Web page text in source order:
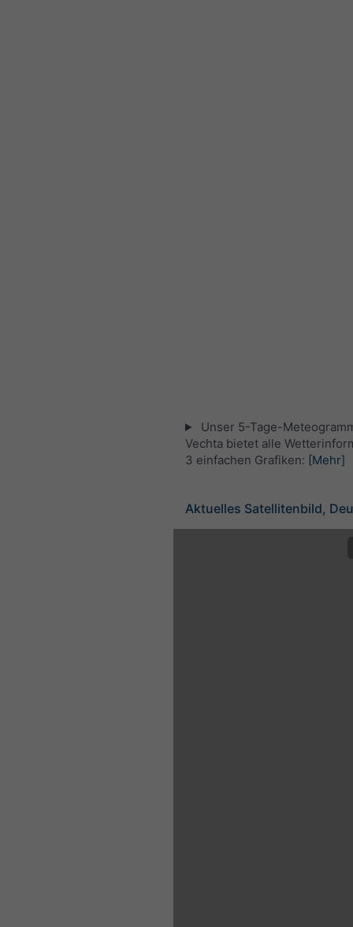
Unser 5-Tage-
Vechta bietet alle
3 einfachen Grafiken: [Mehr]
Aktuelles Satellitenbild,